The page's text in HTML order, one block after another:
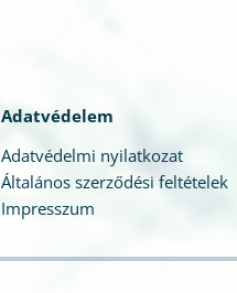
Adatvédelem
Adatvédelmi nyilatkozat
Általános szerződési feltételek
Impresszum